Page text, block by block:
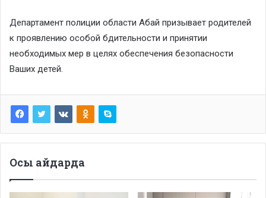
Департамент полиции области Абай призывает родителей
к проявлению особой бдительности и принятии
необходимых мер в целях обеспечения безопасности
Ваших детей.
Осы айдарда